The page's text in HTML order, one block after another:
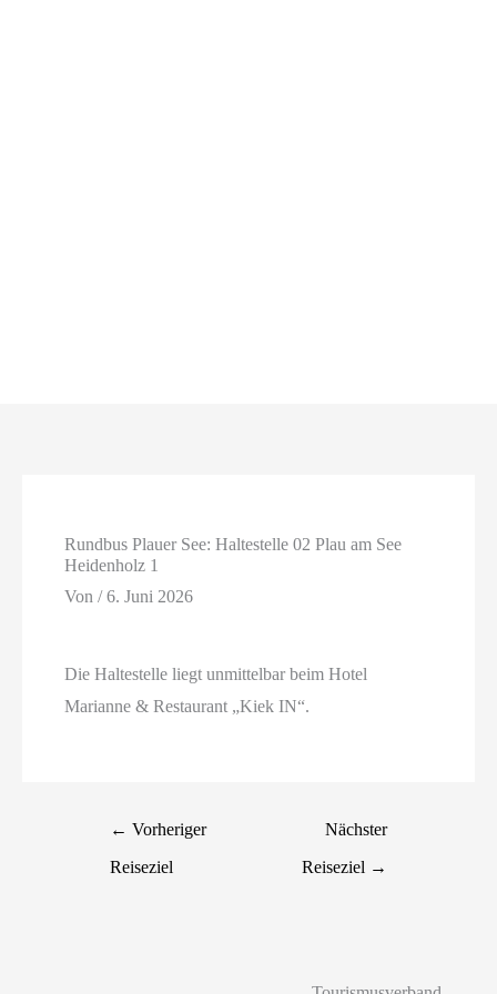
Rundbus Plauer See: Haltestelle 02 Plau am See
Heidenholz 1
Von/6. Juni 2026
Die Haltestelle liegt unmittelbar beim Hotel
Marianne & Restaurant „Kiek IN“.
← Vorheriger
Reiseziel
Nächster
Reiseziel →